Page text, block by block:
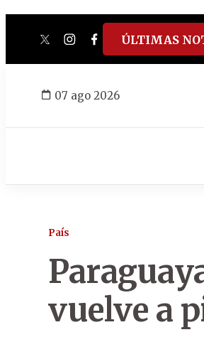
twitterinstagram
facebook
tiktokyoutube
ÚLTIMAS
07 ago 2026
País
vuelve a